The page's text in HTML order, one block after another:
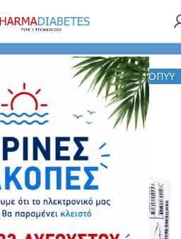
Καθετήρες Έγχυσης Ινσουλίνης
ΕΟΠΥΥ